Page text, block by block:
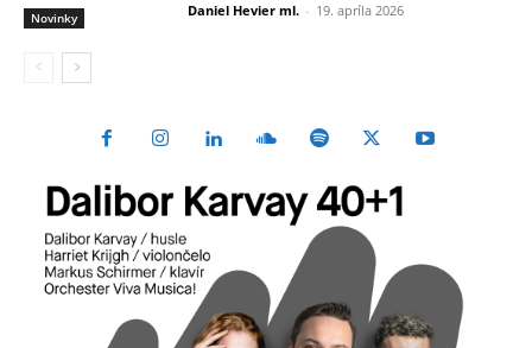
Novinky Daniel Hevier ml. - 19. apríla 2026